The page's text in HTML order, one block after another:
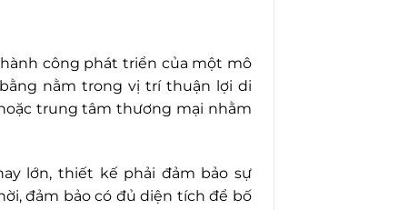
công phát triển của một mô
nằm trong vị trí thuận lợi di
trung tâm thương mại nhằm
lớn, thiết kế phải đảm bảo sự
đảm bảo có đủ diện tích để bố